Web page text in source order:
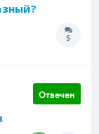
5
Отвечен